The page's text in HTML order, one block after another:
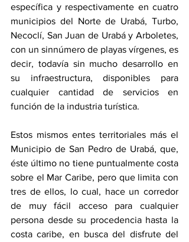
específica y respectivamente en cuatro
municipios del Norte de Urabá, Turbo,
Necoclí, San Juan de Urabá y Arboletes,
con un sinnúmero de playas vírgenes, es
decir, todavía sin mucho desarrollo en
su infraestructura, disponibles para
cualquier cantidad de servicios en
función de la industria turística.
Estos mismos entes territoriales más el
Municipio de San Pedro de Urabá, que,
éste último no tiene puntualmente costa
sobre el Mar Caribe, pero que limita con
tres de ellos, lo cual, hace un corredor
de muy fácil acceso para cualquier
persona desde su procedencia hasta la
costa caribe, en busca del disfrute del